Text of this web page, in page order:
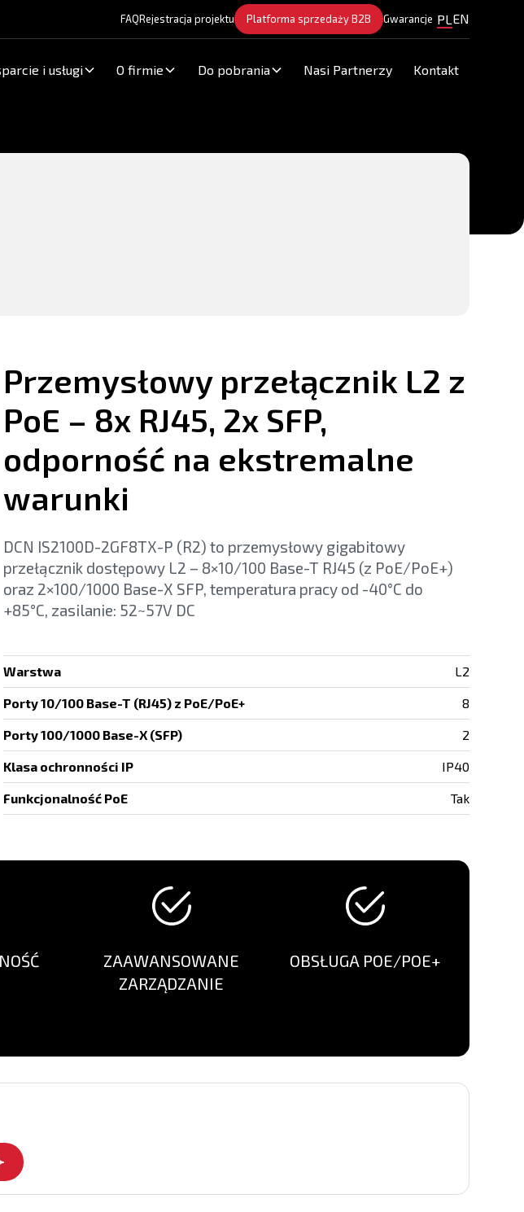
FAQRejestracja projektu Platforma sprzedaży B2B Gwarancje PL EN
i usługi O firmie Do pobrania Nasi Partnerzy Kontakt
Przemysłowy przełącznik L2 z
PoE – 8x RJ45, 2x SFP,
odporność na ekstremalne
warunki
DCN IS2100D-2GF8TX-P (R2) to przemysłowy gigabitowy
przełącznik dostępowy L2 – 8×10/100 Base-T RJ45 (z PoE/PoE+)
oraz 2×100/1000 Base-X SFP, temperatura pracy od -40°C do
+85°C, zasilanie: 52~57V DC
Warstwa L2
Porty 10/100 Base-T (RJ45) z PoE/PoE+ 8
Porty 100/1000 Base-X (SFP) 2
Klasa ochronności IP IP40
Funkcjonalność PoE Tak
ZAAWANSOWANE
ZARZĄDZANIE
OBSŁUGA POE/POE+